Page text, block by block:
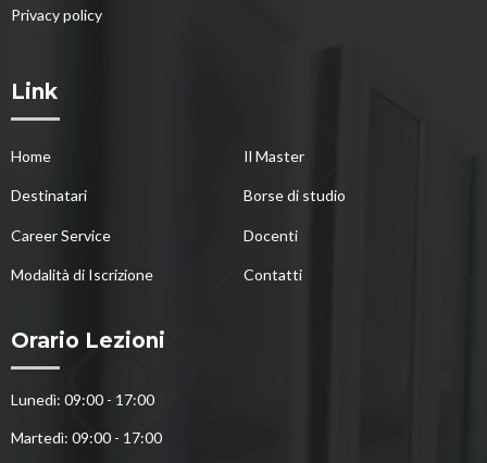
Privacy policy
Link
Home Il Master
Destinatari Borse di studio
Career Service Docenti
Modalità di Iscrizione Contatti
Orario Lezioni
Lunedì: 09:00 - 17:00
Martedì: 09:00 - 17:00